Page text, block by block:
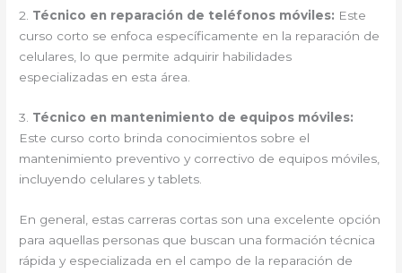
2. Técnico en reparación de teléfonos móviles: Este
curso corto se enfoca específicamente en la reparación de
celulares, lo que permite adquirir habilidades
especializadas en esta área.
3. Técnico en mantenimiento de equipos móviles:
Este curso corto brinda conocimientos sobre el
mantenimiento preventivo y correctivo de equipos móviles,
incluyendo celulares y tablets.
En general, estas carreras cortas son una excelente opción
para aquellas personas que buscan una formación técnica
rápida y especializada en el campo de la reparación de